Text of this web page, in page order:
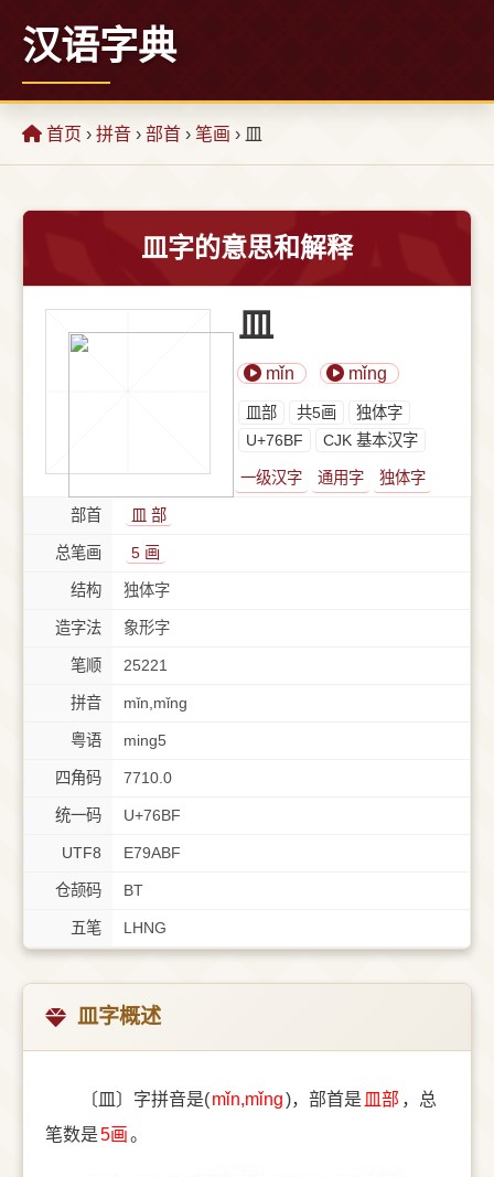
汉语字典
首页 › 拼音 › 部首 › 笔画 › 皿
皿字的意思和解释
皿
mǐn mǐng
⽫部 共5画
独体字
U+76BF
CJK 基本汉字
一级汉字 通用字 独体字
部首 ⽫ 部
总笔画 5 画
结构 独体字
造字法 象形字
笔顺 25221
拼音 mǐn,mǐng
粤语 ming5
四角码 7710.0
统一码 U+76BF
UTF8 E79ABF
仓颉码 BT
五笔 LHNG
皿字概述
〔皿〕字拼音是(mǐn,mǐng)，部首是 ⽫部 ，总
笔数是5画。